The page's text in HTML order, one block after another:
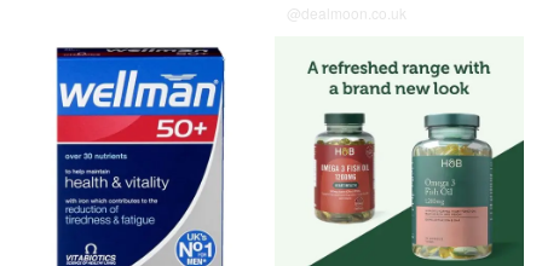
@dealmoon.co.uk
男士保健品 男士保健品